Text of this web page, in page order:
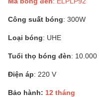
Công suất bóng: 300W
Loại bóng: UHE
Tuổi thọ bóng đèn: 10.000
Điện áp: 220 V
Bảo hành: 12 tháng